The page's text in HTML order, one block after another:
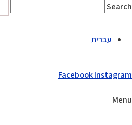
Search
עברית
FacebookInstagram
Menu